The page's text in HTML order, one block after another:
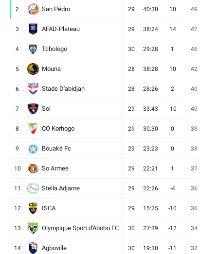
2 San Pédro 29 40:30 10 49
3 AFAD-Plateau 29 38:24 14 47
4 Tchologo 30 29:28 1 46
5 Mouna 28 38:28 10 42
6 Stade D'abidjan 28 28:26 2 40
7 Sol 29 33:43 -10 40
8 CO Korhogo 29 30:30 0 38
9 Bouaké Fc 29 23:23 0 38
10 So Armee 29 22:21 1 37
11 Stella Adjame 29 22:26 -4 36
12 ISCA 29 15:25 -10 36
13 Olympique Sport d'Abobo FC 30 27:39 -12 34
14 Agboville 30 19:30 -11 32